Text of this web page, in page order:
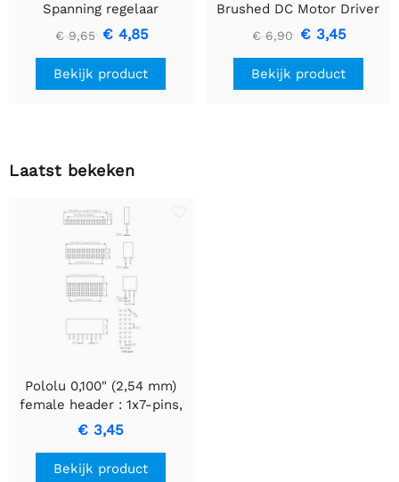
Spanning regelaar
U1V10F3
€ 9,65 € 4,85
Bekijk product
Brushed DC Motor Driver
€ 6,90 € 3,45
Bekijk product
Laatst bekeken
Pololu 0,100" (2,54 mm)
female header : 1x7-pins,
recht
€ 3,45
Bekijk product